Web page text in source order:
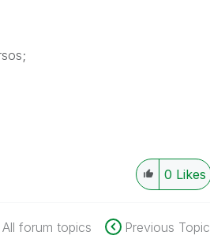
0 Likes
All forum topics Previous Topic